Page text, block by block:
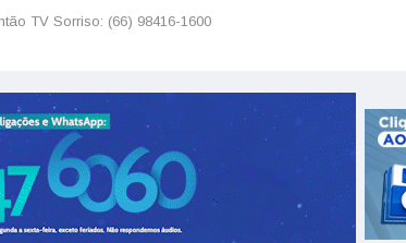
TV Sorriso: (66) 98416-1600